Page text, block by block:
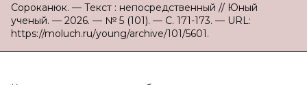
Сороканюк. — Текст : непосредственный // Юный
ученый. — 2026. — № 5 (101). — С. 171-173. — URL:
https://moluch.ru/young/archive/101/5601.